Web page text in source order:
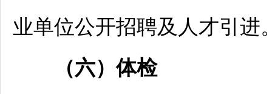
业单位公开招聘及人才引进
（六）体检